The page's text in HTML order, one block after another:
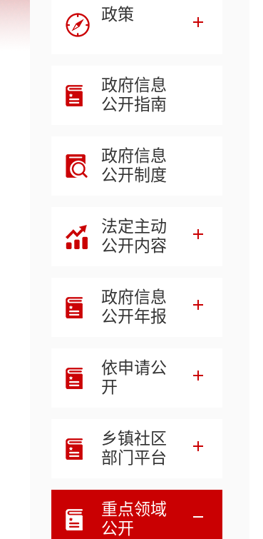
政策
政府信息
公开指南
政府信息
公开制度
法定主动
公开内容
政府信息
公开年报
依申请公
开
乡镇社区
部门平台
重点领域
公开